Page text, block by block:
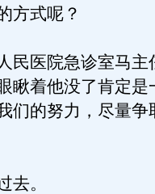
方式呢？
医院急诊室马主
瞅着他没了肯定是
们的努力，尽量争
。